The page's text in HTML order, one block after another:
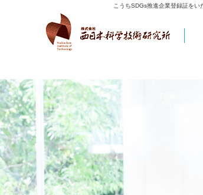
こうちSDGs推進企業登録証を